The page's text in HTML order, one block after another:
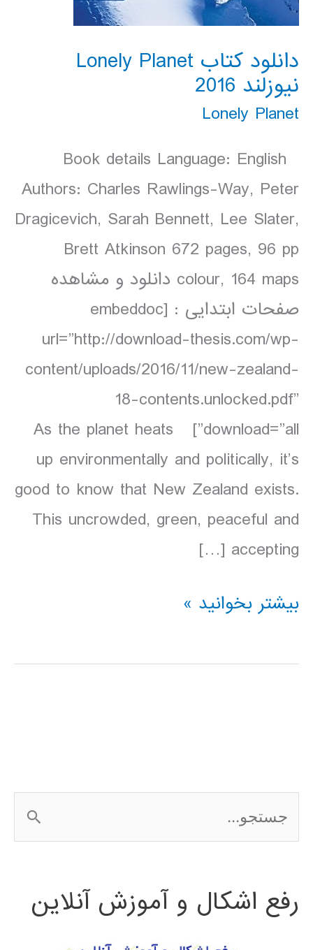
دانلود کتاب Lonely Planet
نیوزلند 2016
Lonely Planet
Book details Language: English
Authors: Charles Rawlings-Way, Peter
Dragicevich, Sarah Bennett, Lee Slater,
Brett Atkinson 672 pages, 96 pp
colour, 164 maps دانلود و مشاهده
صفحات ابتدایی : [embeddoc
url=”http://download-thesis.com/wp-
content/uploads/2016/11/new-zealand-
18-contents.unlocked.pdf”
download=”all”] As the planet heats
up environmentally and politically, it’s
good to know that New Zealand exists.
This uncrowded, green, peaceful and
accepting […]
دانلود
Lonely
بیشتر بخوانید »
س
ج
رفع اشکال و آموزش آنلاین